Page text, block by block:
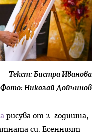
Текст: Бистра Иванова
Фото: Николай Дойчинов
рисува от 2-годишна,
си. Есенният